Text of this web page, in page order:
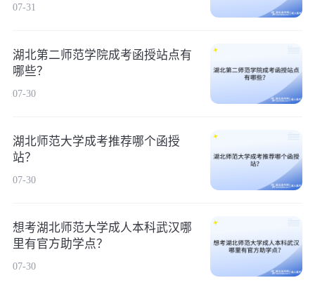
07-31
湖北第二师范学院成考函授站点有
哪些？
07-30
湖北师范大学成考推荐哪个函授
站？
07-30
想考湖北师范大学成人本科武汉哪
里有官方助学点？
07-30